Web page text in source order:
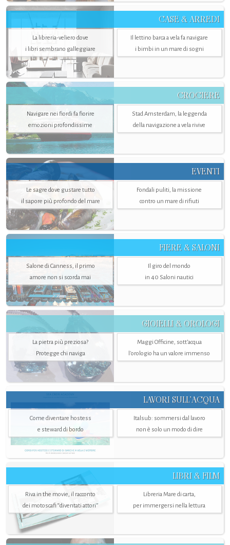
CASE & ARREDI
La libreria-veliero dove
i libri sembrano galleggiare
Il lettino barca a vela fa navigare
i bimbi in un mare di sogni
CROCIERE
Navigare nei fiordi fa fiorire
emozioni profondissime
Stad Amsterdam, la leggenda
della navigazione a vela rivive
EVENTI
Le sagre dove gustare tutto
il sapore più profondo del mare
Fondali puliti, la missione
contro un mare di rifiuti
FIERE & SALONI
Salone di Canness, il primo
amore non si scorda mai
Il giro del mondo
in 40 Saloni nautici
GIOIELLI & OROLOGI
La pietra più preziosa?
Protegge chi naviga
Maggi Officine, sott’acqua
l'orologio ha un valore immenso
LAVORI SULL’ACQUA
Come diventare hostess
e steward di bordo
Italsub: sommersi dal lavoro
non è solo un modo di dire
LIBRI & FILM
Riva in the movie, il racconto
dei motoscafi “diventati attori”
Libreria Mare di carta,
per immergersi nella lettura